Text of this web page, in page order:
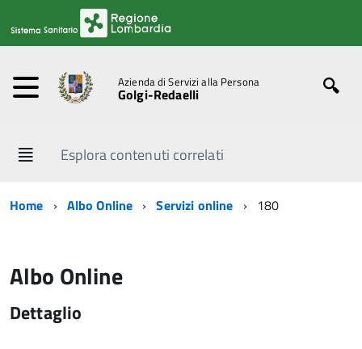
Azienda di Servizi alla Persona
Golgi-Redaelli
Esplora contenuti correlati
Home Albo Online Servizi online 180
Albo Online
Dettaglio